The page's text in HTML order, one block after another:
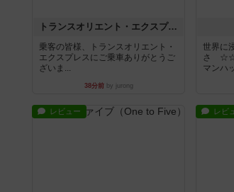
トランスオリエント・エクスプレス
乗客の皆様、トランスオリエント・
エクスプレスにご乗車ありがとうご
ざいま...
38分前by jurong
世界
さ
マンハ
レビュー レビ